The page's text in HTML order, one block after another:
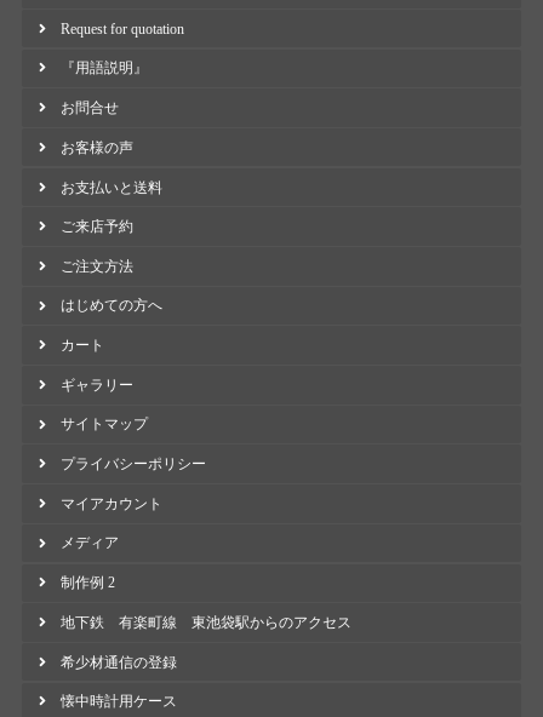
Request for quotation
『用語説明』
お問合せ
お客様の声
お支払いと送料
ご来店予約
ご注文方法
はじめての方へ
カート
ギャラリー
サイトマップ
プライバシーポリシー
マイアカウント
メディア
制作例 2
地下鉄 有楽町線 東池袋駅からのアクセス
希少材通信の登録
懐中時計用ケース